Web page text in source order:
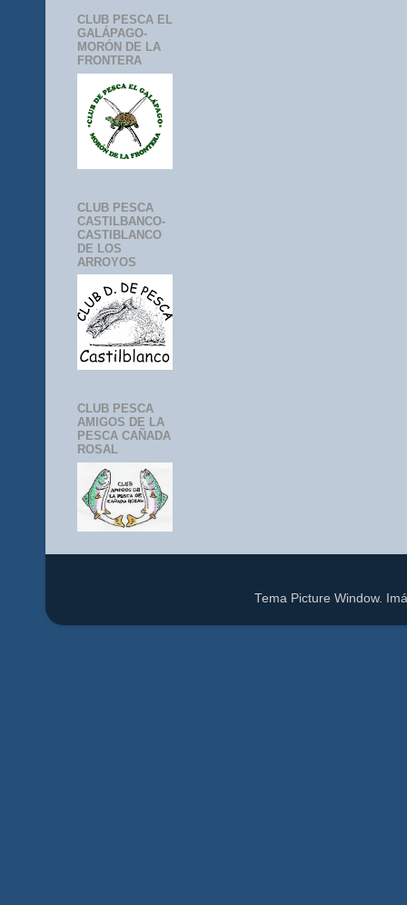
CLUB PESCA EL
GALÁPAGO-
MORÓN DE LA
FRONTERA
CLUB PESCA
CASTILBANCO-
CASTIBLANCO
DE LOS
ARROYOS
CLUB PESCA
AMIGOS DE LA
PESCA CAÑADA
ROSAL
Tema Picture Window.